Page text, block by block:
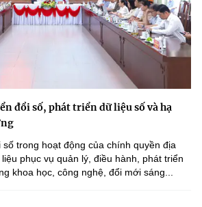
đổi số, phát triển dữ liệu số và hạ
trong hoạt động của chính quyền địa
phục vụ quản lý, điều hành, phát triển
khoa học, công nghệ, đổi mới sáng...